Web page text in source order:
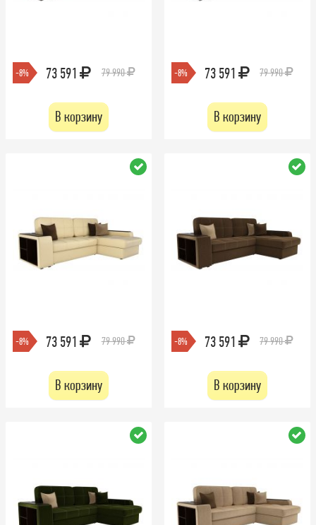
-8% 73 591 79 990
В корзину
-8% 73 591 79 990
В корзину
-8% 73 591 79 990
В корзину
-8% 73 591 79 990
В корзину